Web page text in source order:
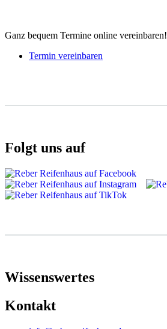
Ganz bequem Termine online vereinbaren!
Termin vereinbaren
Folgt uns auf
Wissenswertes
Kontakt